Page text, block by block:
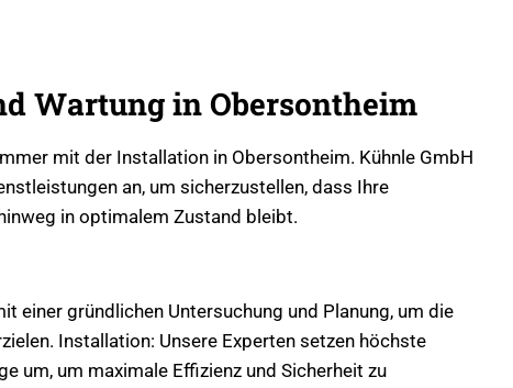
Wartung in Obersontheim
mit der Installation in Obersontheim. Kühnle GmbH
an, um sicherzustellen, dass Ihre
in optimalem Zustand bleibt.
einer gründlichen Untersuchung und Planung, um die
Installation: Unsere Experten setzen höchste
um, um maximale Effizienz und Sicherheit zu